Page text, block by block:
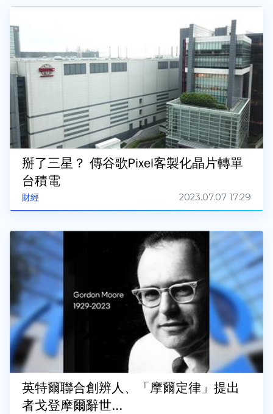
財經
掰了三星？ 傳谷歌Pixel客製化晶片轉單
台積電
2023.07.07 17:29
英特爾聯合創辨人、「摩爾定律」提出
者戈登摩爾辭世...